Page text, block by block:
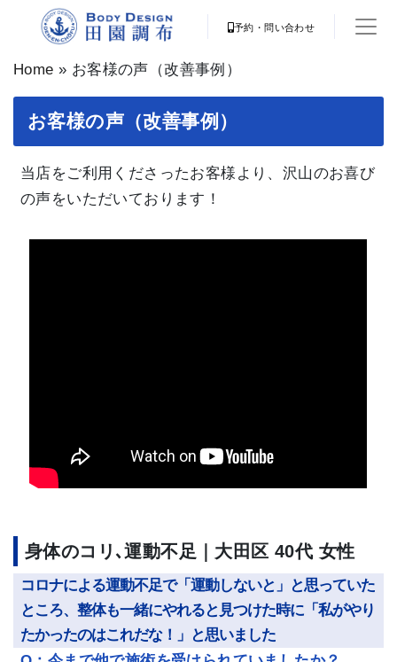
予約・問い合わせ
Home » お客様の声（改善事例）
お客様の声（改善事例）
当店をご利用くださったお客様より、沢山のお喜び
の声をいただいております！
身体のコリ､運動不足｜大田区 40代 女性
コロナによる運動不足で「運動しないと」と思っていた
ところ、整体も一緒にやれると見つけた時に「私がやり
たかったのはこれだな！」と思いました